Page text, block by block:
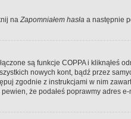
naZapomniałem hasła a następnie
są funkcje COPPA i kliknąłeś
nowych kont, bądź przez
zgodnie z instrukcjami w nim
że podałeś poprawmy adres